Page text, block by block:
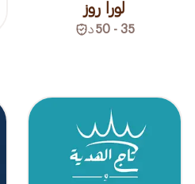
لورا روز
35 - 50 د